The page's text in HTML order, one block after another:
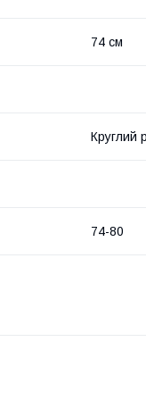
74 см
Круглий
74-80